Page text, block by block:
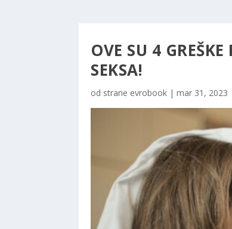
OVE SU 4
SEKSA!
od strane evrobook | mar 31, 2023